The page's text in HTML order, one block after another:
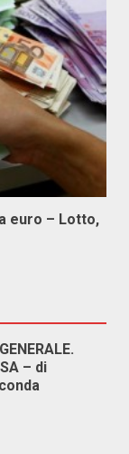
euro – Lotto,
– di